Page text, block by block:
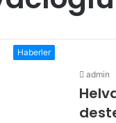
Haberler
admin